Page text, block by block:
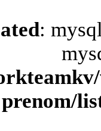
:
prenom/